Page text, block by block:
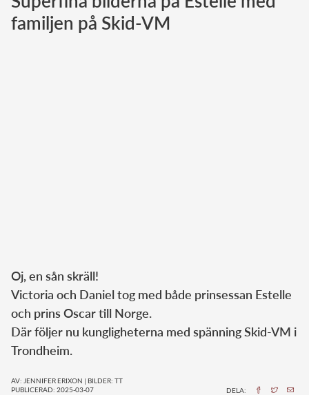
Norska kungahuset
familjen på Skid-VM
Oj, en sån skräll!
Victoria och Daniel tog med både prinsessan Estelle
och prins Oscar till Norge.
Där följer nu kungligheterna med spänning Skid-VM i
Trondheim.
AV: JENNIFER ERIXON | BILDER: TT
PUBLICERAD: 2025-03-07
DELA: